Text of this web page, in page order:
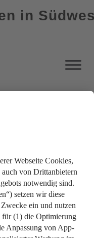
Nutzungsbedingungen
Über uns Bildquellen